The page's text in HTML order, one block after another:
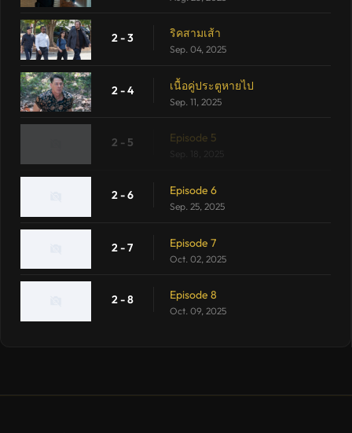
2 - 3 ริคสามเส้า
Sep. 04, 2025
2 - 4 เนื้อคู่ประตูหายไป
Sep. 11, 2025
2 - 5 Episode 5
2 - 6 Episode 6
Sep. 25, 2025
2 - 7 Episode 7
Oct. 02, 2025
2 - 8 Episode 8
Oct. 09, 2025